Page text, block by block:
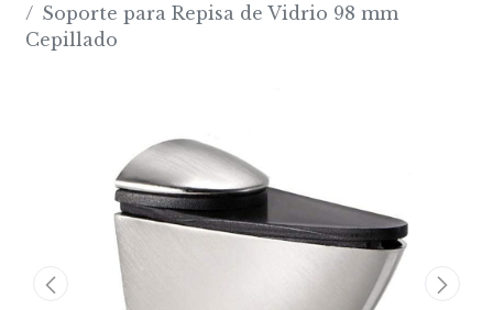
Soporte para Repisa de Vidrio 98 mm
Cepillado